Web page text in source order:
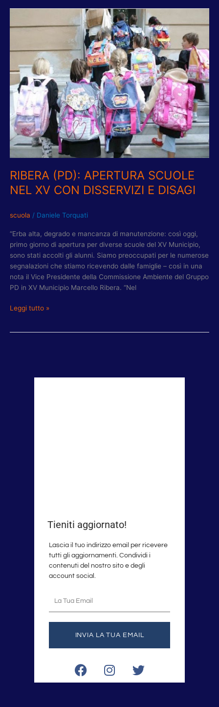
RIBERA (PD): APERTURA SCUOLE
NEL XV CON DISSERVIZI E DISAGI
scuola / Daniele Torquati
“Erba alta, degrado e mancanza di manutenzione: così oggi,
primo giorno di apertura per diverse scuole del XV Municipio,
sono stati accolti gli alunni. Siamo preoccupati per le numerose
segnalazioni che stiamo ricevendo dalle famiglie – così in una
nota il Vice Presidente della Commissione Ambiente del Gruppo
PD in XV Municipio Marcello Ribera. “Nel
(PD):
CON
DISSERVIZI
DISAGI
Leggi tutto »
Tieniti aggiornato!
Lascia il tuo indirizzo email per ricevere
tutti gli aggiornamenti. Condividi i
contenuti del nostro sito e degli
account social.
INVIA LA TUA EMAIL
F
a
I
n
T
w